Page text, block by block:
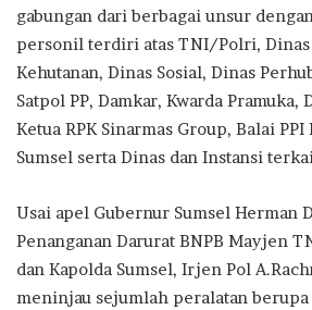
gabungan dari berbagai unsur
personil terdiri atas TNI/Polri, Dinas
Kehutanan, Dinas Sosial, Dinas
Satpol PP, Damkar, Kwarda Pramuka,
Ketua RPK Sinarmas Group, Balai
Sumsel serta Dinas dan Instansi
Usai apel Gubernur Sumsel Herman
Penanganan Darurat BNPB Mayjen
dan Kapolda Sumsel, Irjen Pol
meninjau sejumlah peralatan berupa